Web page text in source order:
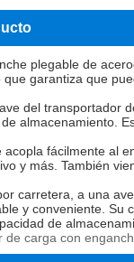
plegable de acero
garantiza que
del transportador
almacenamiento.
acopla fácilmente al
y más. También
carretera, a una
y conveniente.
de
de carga con